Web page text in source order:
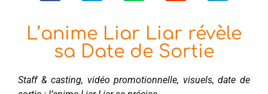
L’anime Liar Liar révèle
sa Date de Sortie
Staff & casting, vidéo promotionnelle, visuels, date de